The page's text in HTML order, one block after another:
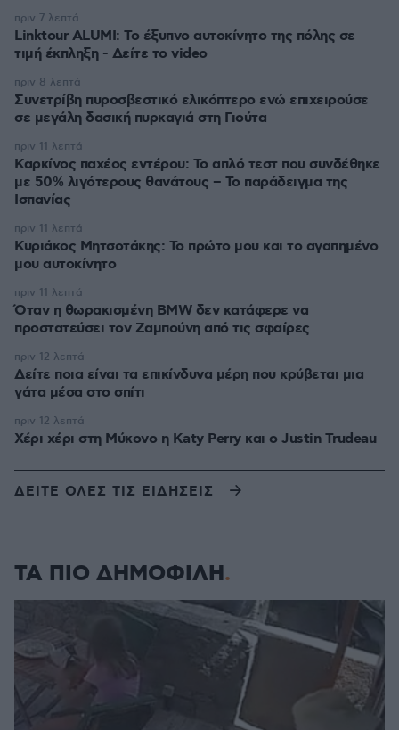
Linktour ALUMI: Το έξυπνο αυτοκίνητο της πόλης σε
τιμή έκπληξη - Δείτε το video
πριν 7 λεπτά
Συνετρίβη πυροσβεστικό ελικόπτερο ενώ επιχειρούσε
σε μεγάλη δασική πυρκαγιά στη Γιούτα
πριν 8 λεπτά
Καρκίνος παχέος εντέρου: Το απλό τεστ που συνδέθηκε
με 50% λιγότερους θανάτους – Το παράδειγμα της
Ισπανίας
πριν 11 λεπτά
Κυριάκος Μητσοτάκης: Το πρώτο μου και το αγαπημένο
μου αυτοκίνητο
πριν 11 λεπτά
Όταν η θωρακισμένη BMW δεν κατάφερε να
προστατεύσει τον Ζαμπούνη από τις σφαίρες
πριν 11 λεπτά
Δείτε ποια είναι τα επικίνδυνα μέρη που κρύβεται μια
γάτα μέσα στο σπίτι
πριν 12 λεπτά
Χέρι χέρι στη Μύκονο η Katy Perry και ο Justin Trudeau
πριν 12 λεπτά
ΔΕΙΤΕ ΟΛΕΣ ΤΙΣ ΕΙΔΗΣΕΙΣ
ΤΑ ΠΙΟ ΔΗΜΟΦΙΛΗ